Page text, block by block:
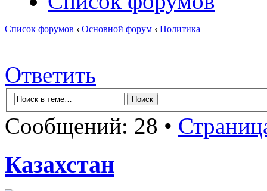
Список форумов ‹ Основной форум ‹ Политика
Ответить
Сообщений: 28 •
Казахстан